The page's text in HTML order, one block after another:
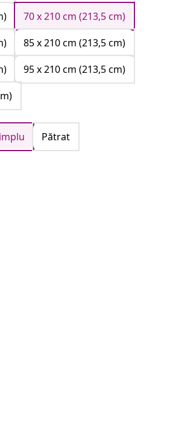
70 x 210 cm (213,5 cm)
85 x 210 cm (213,5 cm)
95 x 210 cm (213,5 cm)
Pătrat